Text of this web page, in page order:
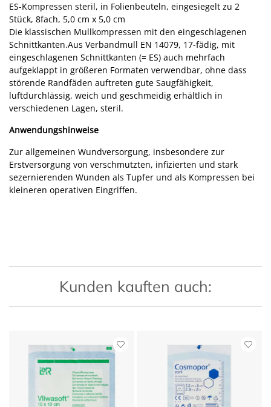
ES-Kompressen steril, in Folienbeuteln, eingesiegelt zu 2
Stück, 8fach, 5,0 cm x 5,0 cm
Die klassischen Mullkompressen mit den eingeschlagenen
Schnittkanten.Aus Verbandmull EN 14079, 17-fädig, mit
eingeschlagenen Schnittkanten (= ES) auch mehrfach
aufgeklappt in größeren Formaten verwendbar, ohne dass
störende Randfäden auftreten gute Saugfähigkeit,
luftdurchlässig, weich und geschmeidig erhältlich in
verschiedenen Lagen, steril.
Anwendungshinweise
Zur allgemeinen Wundversorgung, insbesondere zur
Erstversorgung von verschmutzten, infizierten und stark
sezernierenden Wunden als Tupfer und als Kompressen bei
kleineren operativen Eingriffen.
Kunden kauften auch: